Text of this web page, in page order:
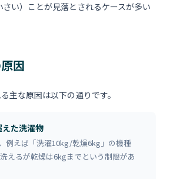
い）ことが見落とされるケースが多い
因
主な原因は以下の通りです。
た洗濯物
例えば「洗濯10kg/乾燥6kg」の機種
えるが乾燥は6kgまでという制限があ